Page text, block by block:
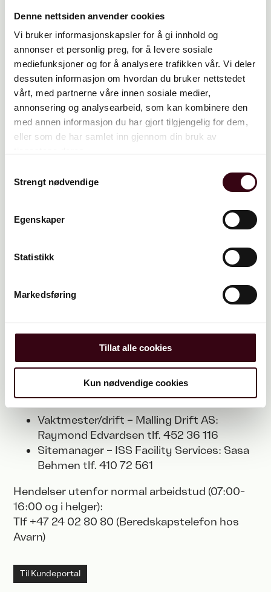
Denne nettsiden anvender cookies
Vi bruker informasjonskapsler for å gi innhold og
annonser et personlig preg, for å levere sosiale
mediefunksjoner og for å analysere trafikken vår. Vi deler
dessuten informasjon om hvordan du bruker nettstedet
vårt, med partnerne våre innen sosiale medier,
annonsering og analysearbeid, som kan kombinere den
med annen informasjon du har gjort tilgjengelig for dem,
eller som de har samlet inn gjennom din bruk av
Strengt nødvendige
Egenskaper
Statistikk
Markedsføring
Tillat alle cookies
Kun nødvendige cookies
Foto: Knut Neerland
for følgende: Sikrer at bygget fellesområder er
overholder alle lovpålagte krav innen brann og
internkontroll, nødvendig tilsyn av tekniske
ISSFacility Services Norgehar ansvar for
resepsjon/kaffebar, kantine og innvendig
renhold.
Kontaktinformasjon:
Vaktmester/drift – Malling Drift AS:
Raymond Edvardsen tlf. 452 36 116
Sitemanager – ISS Facility Services: Sasa
Behmen tlf. 410 72 561
Hendelser utenfor normal arbeidstud (07:00-
16:00 og i helger):
Tlf +47 24 02 80 80 (Beredskapstelefon hos
Avarn)
Til Kundeportal